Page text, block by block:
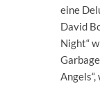
eine
David
Night“